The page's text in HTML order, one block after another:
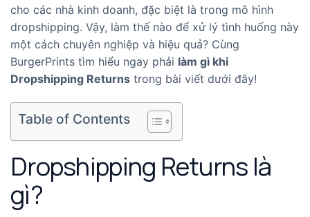
cho các nhà kinh doanh, đặc biệt là trong mô hình
dropshipping. Vậy, làm thế nào để xử lý tình huống này
một cách chuyên nghiệp và hiệu quả? Cùng
BurgerPrints tìm hiểu ngay phải làm gì khi
Dropshipping Returns trong bài viết dưới đây!
Table of Contents
Dropshipping Returns là
gì?